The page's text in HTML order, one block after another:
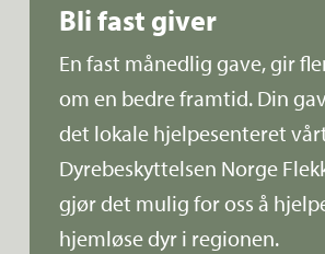
Bli fast giver
En fast månedlig gave, gir
om en bedre framtid. Din
det lokale hjelpesenteret
Dyrebeskyttelsen Norge
gjør det mulig for oss å
hjemløse dyr i regionen.